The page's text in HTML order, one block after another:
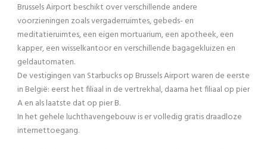
Brussels Airport beschikt over verschillende andere
voorzieningen zoals vergaderruimtes, gebeds- en
meditatieruimtes, een eigen mortuarium, een apotheek, een
kapper, een wisselkantoor en verschillende bagagekluizen en
geldautomaten.
De vestigingen van Starbucks op Brussels Airport waren de eerste
in België: eerst het filiaal in de vertrekhal, daarna het filiaal op pier
A en als laatste dat op pier B.
In het gehele luchthavengebouw is er volledig gratis draadloze
internettoegang.